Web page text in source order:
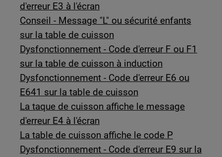
d'erreur E3 à l'écran
Conseil - Message "L" ou sécurité enfants
sur la table de cuisson
Dysfonctionnement - Code d'erreur F ou F1
sur la table de cuisson à induction
Dysfonctionnement - Code d'erreur E6 ou
E641 sur la table de cuisson
La taque de cuisson affiche le message
d'erreur E4 à l'écran
La table de cuisson affiche le code P
Dysfonctionnement - Code d'erreur E9 sur la